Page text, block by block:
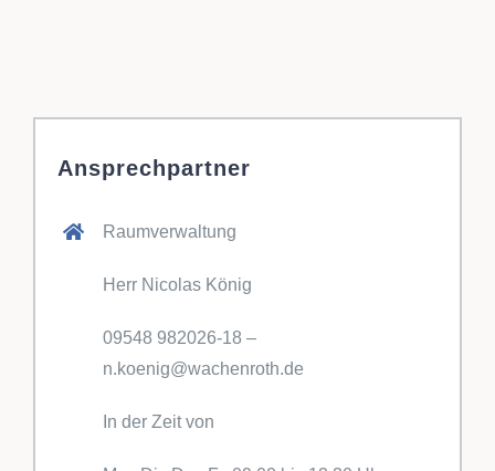
Ansprechpartner
Raumverwaltung
Herr Nicolas König
09548 982026-18 –
n.koenig@wachenroth.de
In der Zeit von